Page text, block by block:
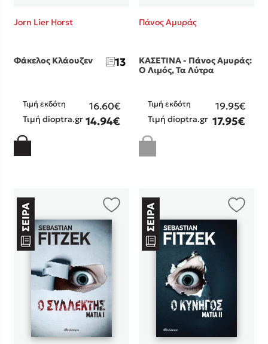
Sebastian Fitzek
Freida McFadden
Κατρίνα Τσάνταλη
Rebecca Yarros
Teo Benedetti
Τζένη Κουτσοδημητροπούλου
Emily Henry
Ali Hazelwood
Cori Doerrfeld
Pierdomenico Baccalario
Δανάη Ιμπραχήμ
Jorn Lier Horst
Φάκελος Κλάουζεν 13
Τιμή εκδότη 16.60€
Τιμή dioptra.gr 14.94€
Πάνος Αμυράς
ΚΑΣΕΤΙΝΑ - Πάνος Αμυράς:
Ο Λιμός, Τα Λύτρα
Τιμή εκδότη 19.95€
Τιμή dioptra.gr 17.95€